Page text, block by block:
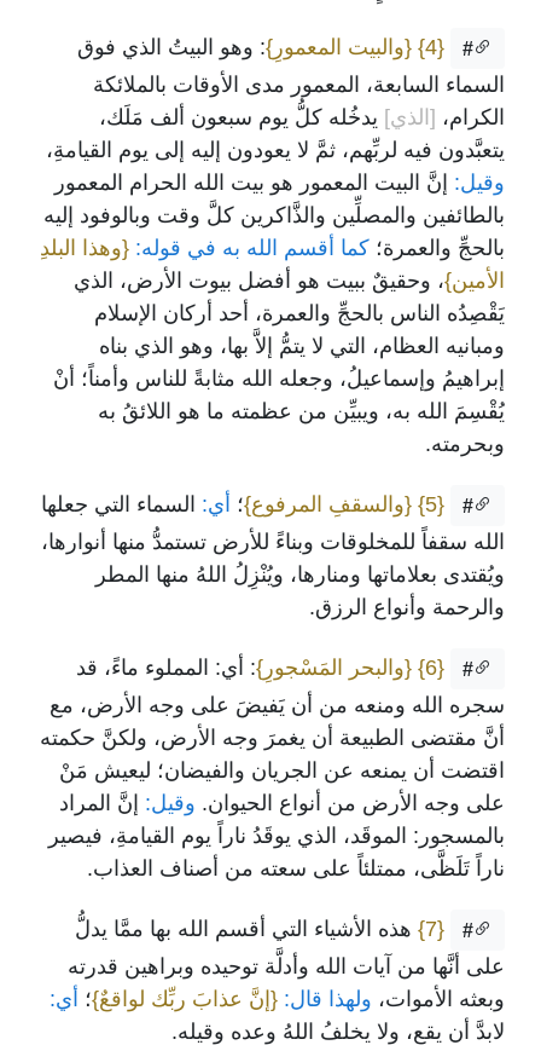
#
{4} {والبيت المعمورِ}: وهو البيتُ الذي فوق
السماء السابعة، المعمور مدى الأوقات بالملائكة
الكرام، [الذي] يدخُله كلُّ يوم سبعون ألف مَلَك،
يتعبَّدون فيه لربِّهم، ثمَّ لا يعودون إليه إلى يوم القيامةِ،
وقيل: إنَّ البيت المعمور هو بيت الله الحرام المعمور
بالطائفين والمصلِّين والذَّاكرين كلَّ وقت وبالوفود إليه
بالحجِّ والعمرة؛ كما أقسم الله به في قوله: {وهذا البلدِ
الأمين}، وحقيقٌ ببيت هو أفضل بيوت الأرض، الذي
يَقْصِدُه الناس بالحجِّ والعمرة، أحد أركان الإسلام
ومبانيه العظام، التي لا يتمُّ إلاَّ بها، وهو الذي بناه
إبراهيمُ وإسماعيلُ، وجعله الله مثابةً للناس وأمناً؛ أنْ
يُقْسِمَ الله به، ويبيِّن من عظمته ما هو اللائقُ به
وبحرمته.
#
{5} {والسقفِ المرفوع}؛ أي: السماء التي جعلها
الله سقفاً للمخلوقات وبناءً للأرض تستمدُّ منها أنوارها،
ويُقتدى بعلاماتها ومنارها، ويُنْزِلُ اللهُ منها المطر
والرحمة وأنواع الرزق.
#
{6} {والبحر المَسْجورِ}: أي: المملوء ماءً، قد
سجره الله ومنعه من أن يَفيضَ على وجه الأرض، مع
أنَّ مقتضى الطبيعة أن يغمرَ وجه الأرض، ولكنَّ حكمته
اقتضت أن يمنعه عن الجريان والفيضان؛ ليعيش مَنْ
على وجه الأرض من أنواع الحيوان. وقيل: إنَّ المراد
بالمسجور: الموقَد، الذي يوقَدُ ناراً يوم القيامةِ، فيصير
ناراً تَلَظَّى، ممتلئاً على سعته من أصناف العذاب.
#
{7}
هذه الأشياء التي أقسم الله بها ممَّا يدلُّ
على أنَّها من آيات الله وأدلَّة توحيده وبراهين قدرته
وبعثه الأموات، ولهذا قال: {إنَّ عذابَ ربِّك لواقعٌ}؛ أي:
لابدَّ أن يقع، ولا يخلفُ اللهُ وعده وقيله.